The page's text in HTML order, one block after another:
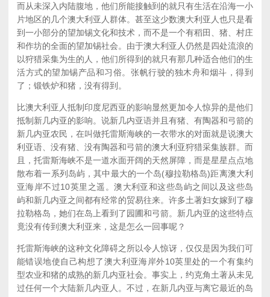
而从未深入内陆腹地，他们所能接触到的就只有生活在沿海一小
片地区的几个澳大利亚人群体。甚至这少数澳大利亚人也只是看
到一小部分的望加锡文化和技术，而不是一个有稻田、猪、村庄
和作坊的全面的望加锡社会。由于澳大利亚人仍然是四处流浪的
以狩猎采集为生的人，他们所得到的就只有那几种适合他们的生
活方式的望加锡产品和习俗。张帆行驶的独木舟和烟斗，得到
了；锻铁炉和猪，没有得到。
比澳大利亚人抵制印度尼西亚的影响显然更加令人惊异的是他们
抵制新几内亚的影响。说新几内亚语并且有猪、有陶器和弓箭的
新几内亚农民，在叫做托雷斯海峡的一衣带水的对面就是说澳大
利亚语、没有猪、没有陶器和弓箭的澳大利亚狩猎采集族群。而
且，托雷斯海峡不是一道水面开阔的天然屏障，而是星星点点地
散布着一系列岛屿，其中最大的一个岛(穆拉勒格岛)距离澳大利
亚海岸不过10英里之遥。澳大利亚和这些岛屿之间以及这些岛
屿和新几内亚之间都有经常的贸易往来。许多土著妇女嫁到了穆
拉勒格岛，她们在岛上看到了园圃和弓箭。新几内亚的这些特点
竟没有传到澳大利亚来，这是怎么一回事呢？
托雷斯海峡的这种文化障碍之所以令人惊讶，仅仅是因为我们可
能错误地使自己构想了澳大利亚海岸外10英里处的一个有集约
型农业和猪的成熟的新几内亚社会。事实上，约克角土著从未见
过任何一个大陆新几内亚人。不过，在新几内亚与离它最近的岛